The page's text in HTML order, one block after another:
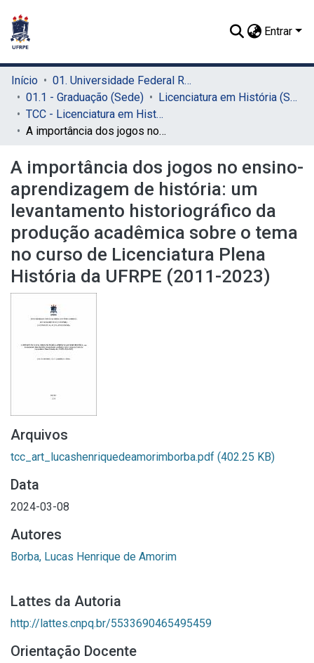
Entrar
Início
01. Universidade Federal Rural de Pernambuco - UFRPE (Sede)
01.1 - Graduação (Sede)
Licenciatura em História (Sede)
TCC - Licenciatura em História (Sede)
A importância dos jogos no ensino-aprendizagem de história: um levantamento historiográfico da produção acadêmica sobre o tema no curso de Licenciatura Plena História da UFRPE (2011-2023)
A importância dos jogos no ensino-
aprendizagem de história: um
levantamento historiográfico da
produção acadêmica sobre o tema
no curso de Licenciatura Plena
História da UFRPE (2011-2023)
Arquivos
tcc_art_lucashenriquedeamorimborba.pdf (402.25 KB)
Data
2024-03-08
Autores
Borba, Lucas Henrique de Amorim
Lattes da Autoria
http://lattes.cnpq.br/5533690465495459
Orientação Docente